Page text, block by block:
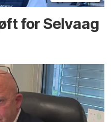
for Selvaag